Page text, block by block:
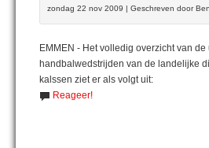
zondag 22 nov 2009 | Geschreven door
EMMEN - Het volledig overzicht van
handbalwedstrijden van de landelijke
kalssen ziet er als volgt uit:
Reageer!